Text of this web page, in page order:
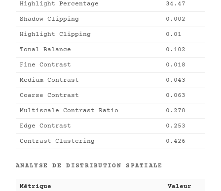
Highlight Percentage 34.47
Shadow Clipping 0.002
Highlight Clipping 0.01
Tonal Balance 0.102
Fine Contrast 0.018
Medium Contrast 0.043
Coarse Contrast 0.063
Multiscale Contrast Ratio 0.278
Edge Contrast 0.253
Contrast Clustering 0.426
ANALYSE DE DISTRIBUTION SPATIALE
Métrique Valeur